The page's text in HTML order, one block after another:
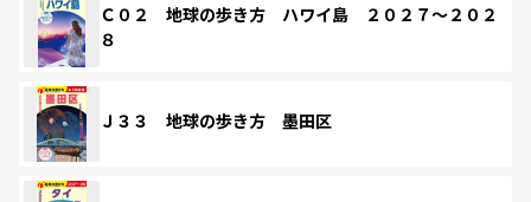
Ｃ０２ 地球の歩き方 ハワイ島 ２０２７～２０２
８
Ｊ３３ 地球の歩き方 墨田区